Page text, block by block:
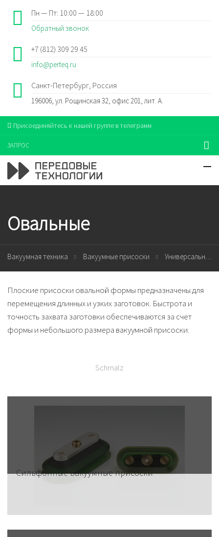
Пн — Пт: 10:00 — 18:00
Обратный звонок
+7 (812) 309 29 45
info@perteq.ru
Санкт-Петербург, Россия
196006, ул. Рощинская 32, офис 201, лит. А.
Присоединяйтесь к нашей группе в телеграмм
ЗАПРОС
Овальные
Вакуумная техника Вакуумные присоски Универсальные
Плоские присоски овальной формы предназначены для
перемещения длинных и узких заготовок. Быстрота и
точность захвата заготовки обеспечиваются за счет
формы и небольшого размера вакуумной присоски.
Schmalz
Сильфонные вакуумные присоски